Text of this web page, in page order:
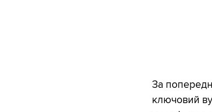
За
ключовий